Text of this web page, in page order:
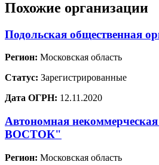
Похожие организации
Подольская общественная
Регион: Московская область
Статус: Зарегистрированные
Дата ОГРН: 12.11.2020
Автономная
ВОСТОК"
Регион: Московская область